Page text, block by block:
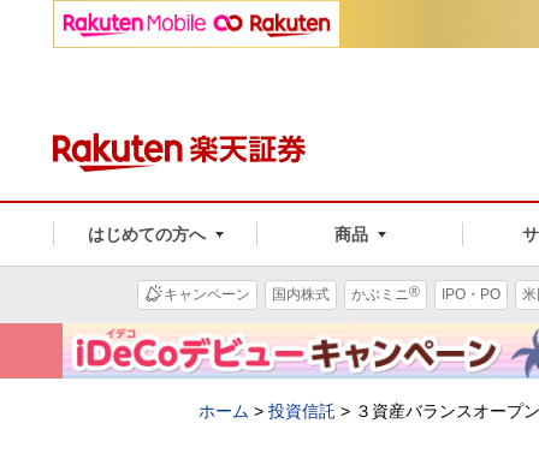
はじめての方へ 商品
キャンペーン 国内株式 かぶミニ® IPO・PO
ホーム > 投資信託 > ３資産バランスオープ